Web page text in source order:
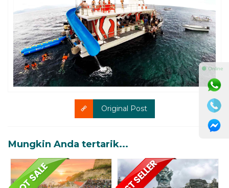
Original Post
Mungkin Anda tertarik...
⚫ Online